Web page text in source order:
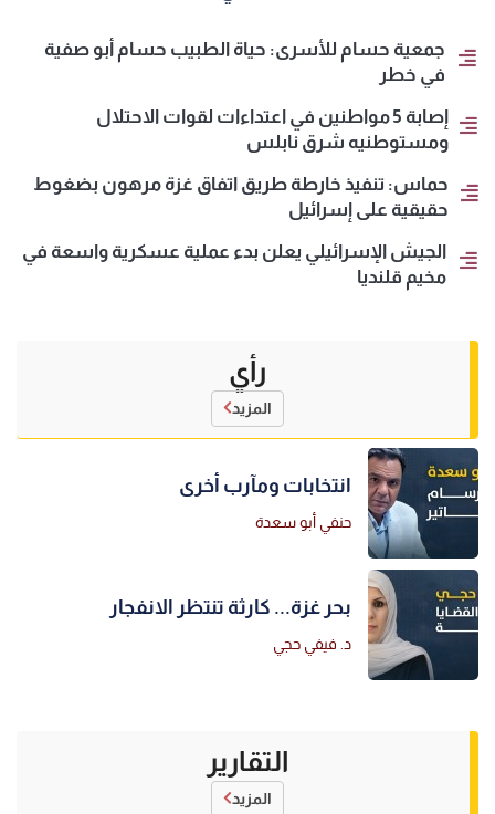
جمعية حسام للأسرى: حياة الطبيب حسام أبو صفية
في خطر
إصابة 5 مواطنين في اعتداءات لقوات الاحتلال
ومستوطنيه شرق نابلس
حماس: تنفيذ خارطة طريق اتفاق غزة مرهون بضغوط
حقيقية على إسرائيل
الجيش الإسرائيلي يعلن بدء عملية عسكرية واسعة في
مخيم قلنديا
رأي
المزيد
انتخابات ومآرب أخرى
حنفي أبو سعدة
بحر غزة... كارثة تنتظر الانفجار
د. فيفي حجي
التقارير
المزيد